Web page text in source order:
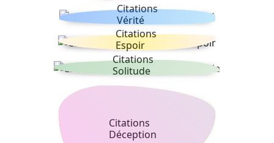
Citations
Vérité
Citations
Espoir
Citations
Solitude
Citations
Déception